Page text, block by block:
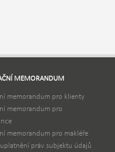
MEMORANDUM
memorandum pro klienty
memorandum pro
memorandum pro makléře
práv subjektu údajů